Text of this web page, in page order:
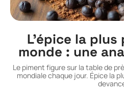
L’épice la
monde : une
Le piment figure sur la table de
mondiale chaque jour. Épice la